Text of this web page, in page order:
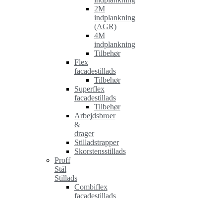
2M
indplankning
(AGR)
4M
indplankning
Tilbehør
Flex
facadestillads
Tilbehør
Superflex
facadestillads
Tilbehør
Arbejdsbroer
&
drager
Stilladstrapper
Skorstensstillads
Proff
Stål
Stillads
Combiflex
facadestillads